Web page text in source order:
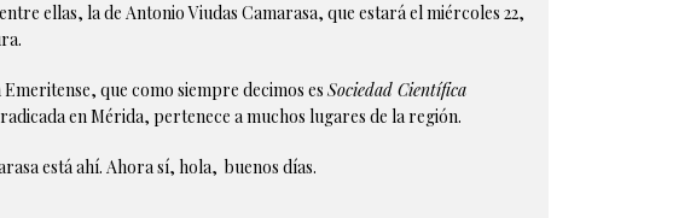
ellas, la de Antonio Viudas Camarasa, que estará el miércoles 22,
que como siempre decimos es Sociedad Científica
en Mérida, pertenece a muchos lugares de la región.
está ahí. Ahora sí, hola, buenos días.